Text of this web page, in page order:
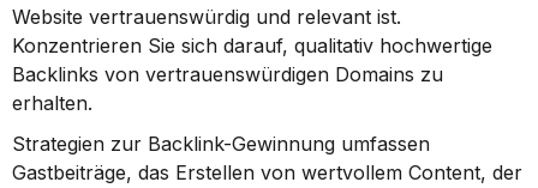
Website vertrauenswürdig und relevant ist.
Konzentrieren Sie sich darauf, qualitativ hochwertige
Backlinks von vertrauenswürdigen Domains zu
erhalten.
Strategien zur Backlink-Gewinnung umfassen
Gastbeiträge, das Erstellen von wertvollem Content, der